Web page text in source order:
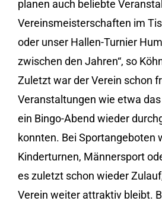
planen auch beliebte
Vereinsmeisterschaften im
oder unser Hallen-Turnier
zwischen den Jahren“, so
Zuletzt war der Verein schon
Veranstaltungen wie etwa
ein Bingo-Abend wieder
konnten. Bei Sportangeboten
Kinderturnen, Männersport
es zuletzt schon wieder
Verein weiter attraktiv bleibt.